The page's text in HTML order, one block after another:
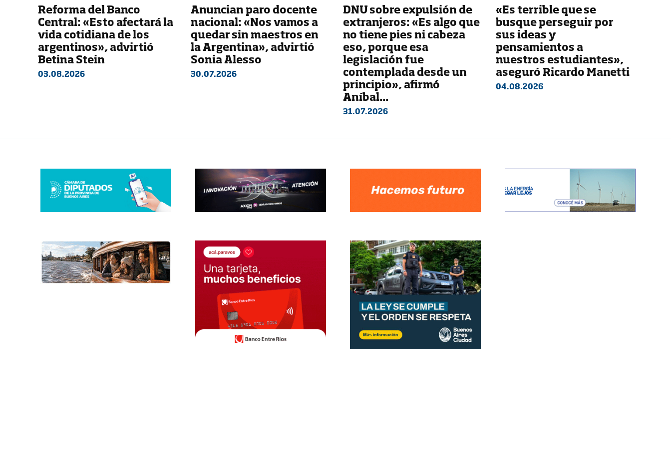
Reforma del Banco
Central: «Esto afectará la
vida cotidiana de los
argentinos», advirtió
Betina Stein
03.08.2026
Anuncian paro docente
nacional: «Nos vamos a
quedar sin maestros en
la Argentina», advirtió
Sonia Alesso
30.07.2026
DNU sobre expulsión de
extranjeros: «Es algo que
no tiene pies ni cabeza
eso, porque esa
legislación fue
contemplada desde un
principio», afirmó
Aníbal...
31.07.2026
«Es terrible que se
busque perseguir por
sus ideas y
pensamientos a
nuestros estudiantes»,
aseguró Ricardo Manetti
04.08.2026